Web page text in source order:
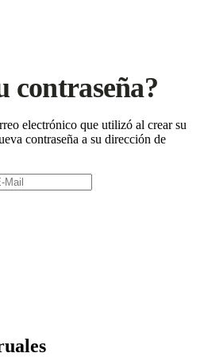
contraseña?
electrónico que utilizó al crear su
contraseña a su dirección de